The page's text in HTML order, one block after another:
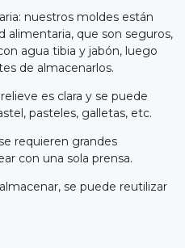
nuestros moldes están
alimentaria, que son seguros,
agua tibia y jabón, luego
de almacenarlos.
es clara y se puede
pasteles, galletas, etc.
requieren grandes
con una sola prensa.
se puede reutilizar